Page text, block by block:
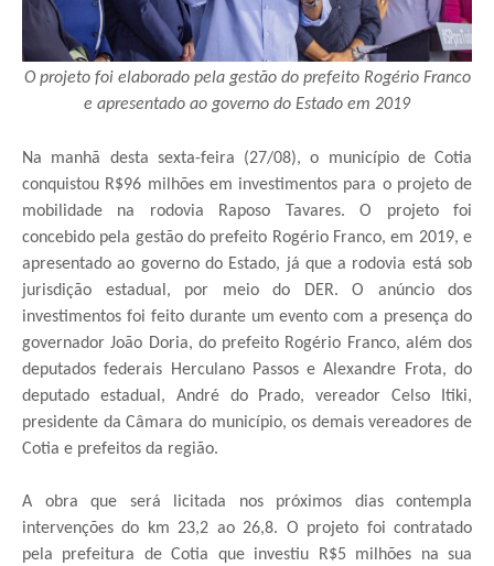
O projeto foi elaborado pela gestão do prefeito Rogério Franco
e apresentado ao governo do Estado em 2019
Na manhã desta sexta-feira (27/08), o município de Cotia
conquistou R$96 milhões em investimentos para o projeto de
mobilidade na rodovia Raposo Tavares. O projeto foi
concebido pela gestão do prefeito Rogério Franco, em 2019, e
apresentado ao governo do Estado, já que a rodovia está sob
jurisdição estadual, por meio do DER. O anúncio dos
investimentos foi feito durante um evento com a presença do
governador João Doria, do prefeito Rogério Franco, além dos
deputados federais Herculano Passos e Alexandre Frota, do
deputado estadual, André do Prado, vereador Celso Itiki,
presidente da Câmara do município, os demais vereadores de
Cotia e prefeitos da região.
A obra que será licitada nos próximos dias contempla
intervenções do km 23,2 ao 26,8. O projeto foi contratado
pela prefeitura de Cotia que investiu R$5 milhões na sua